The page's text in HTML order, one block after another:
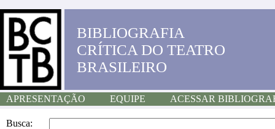
BIBLIOGRAFIA
CRÍTICA DO TEATRO
BRASILEIRO
APRESENTAÇÃO EQUIPE ACESSAR
Busca: